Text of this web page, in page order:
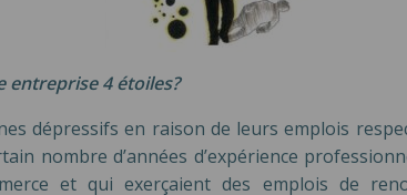
entreprise 4 étoiles?
dépressifs en raison de leurs emplois
nombre d’années d’expérience
et qui exerçaient des emplois de